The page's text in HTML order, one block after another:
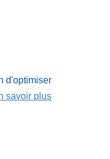
d'optimiser
savoir plus